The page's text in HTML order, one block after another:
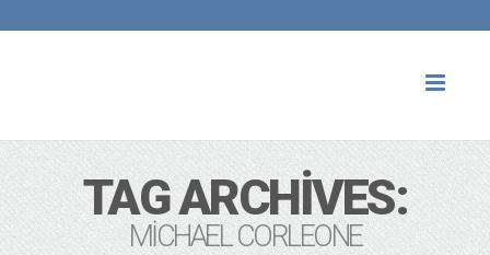
TAG ARCHIVES:
MICHAEL CORLEONE